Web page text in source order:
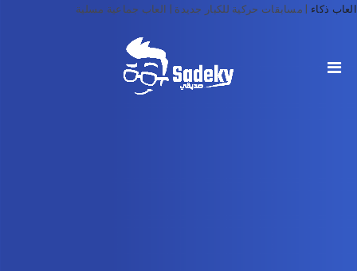
العاب ذكاء | مسابقات حركية للكبار جديدة | العاب جماعية مسلية